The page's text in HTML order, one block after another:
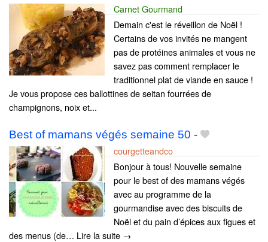
Carnet Gourmand
Demain c'est le réveillon de Noël !
Certains de vos invités ne mangent
pas de protéines animales et vous ne
savez pas comment remplacer le
traditionnel plat de viande en sauce !
Je vous propose ces ballottines de seitan fourrées de
champignons, noix et...
Best of mamans végés semaine 50 -
courgetteandco
Bonjour à tous! Nouvelle semaine
pour le best of des mamans végés
avec au programme de la
gourmandise avec des biscuits de
Noël et du pain d’épices aux figues et
des menus (de… Lire la suite →